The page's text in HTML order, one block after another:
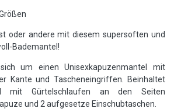
oder andere mit diesem supersoften und
Bademantel!
um einen Unisexkapuzenmantel mit
Kante und Tascheneingriffen. Beinhaltet
mit Gürtelschlaufen an den Seiten
und 2 aufgesetze Einschubtaschen.